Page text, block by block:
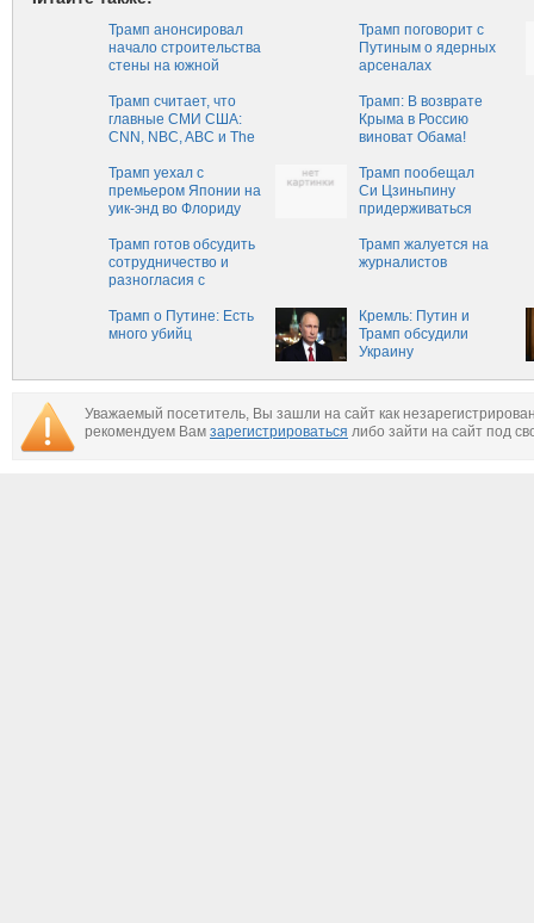
Трамп анонсировал
начало строительства
стены на южной
Трамп поговорит с
Путиным о ядерных
арсеналах
Трамп считает, что
главные СМИ США:
CNN, NBC, ABC и The
враги народа
Трамп: В возврате
Крыма в Россию
виноват Обама!
Трамп уехал с
премьером Японии на
уик-энд во Флориду
Трамп пообещал
Си Цзиньпину
придерживаться
Китая»
Трамп готов обсудить
сотрудничество и
разногласия с
Трамп жалуется на
журналистов
Трамп о Путине: Есть
много убийц
Кремль: Путин и
Трамп обсудили
Украину
Уважаемый посетитель, Вы зашли на сайт как
рекомендуем Вам зарегистрироваться либо зайти на сайт под